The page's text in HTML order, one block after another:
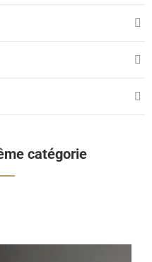
catégorie